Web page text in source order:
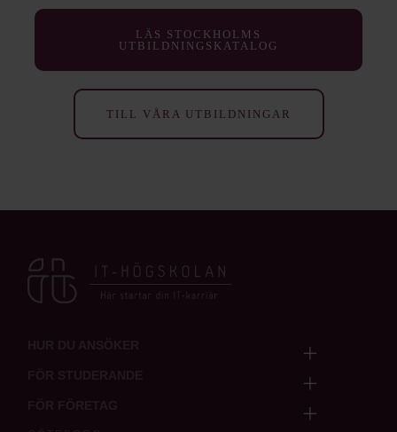
LÄS STOCKHOLMS
UTBILDNINGSKATALOG
TILL VÅRA UTBILDNINGAR